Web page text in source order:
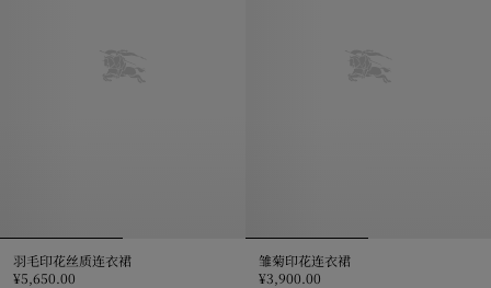
羽毛印花丝质连衣裙
¥5,650.00
雏菊印花连衣裙
¥3,900.00